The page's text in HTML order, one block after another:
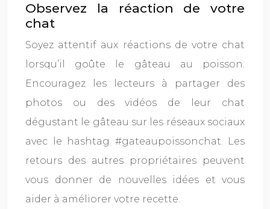
Observez la réaction de votre
chat
Soyez attentif aux réactions de votre chat
lorsqu’il goûte le gâteau au poisson.
Encouragez les lecteurs à partager des
photos ou des vidéos de leur chat
dégustant le gâteau sur les réseaux sociaux
avec le hashtag #gateaupoissonchat. Les
retours des autres propriétaires peuvent
vous donner de nouvelles idées et vous
aider à améliorer votre recette.